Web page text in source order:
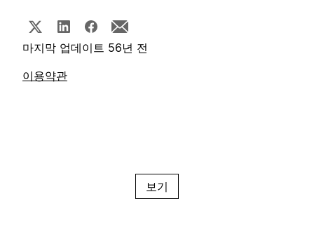
마지막 업데이트 56년 전
이용약관
보기